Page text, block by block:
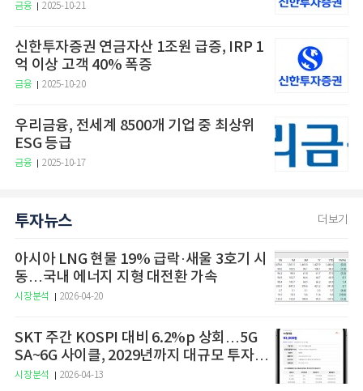
금융 2025-10-21
신한투자증권 연금자산 1조원 급증, IRP 1
억 이상 고객 40% 폭증
금융 2025-10-20
우리금융, 전세계 8500개 기업 중 최상위
ESG 등급
금융 2025-10-17
투자뉴스 더보기
아시아 LNG 현물 19% 급락·새울 3호기 시
동…국내 에너지 지형 대전환 가속
시장분석 2026-04-20
SKT 주간 KOSPI 대비 6.2%p 상회…5G
SA~6G 사이클, 2029년까지 대규모 투자
예고
시장분석 2026-04-13